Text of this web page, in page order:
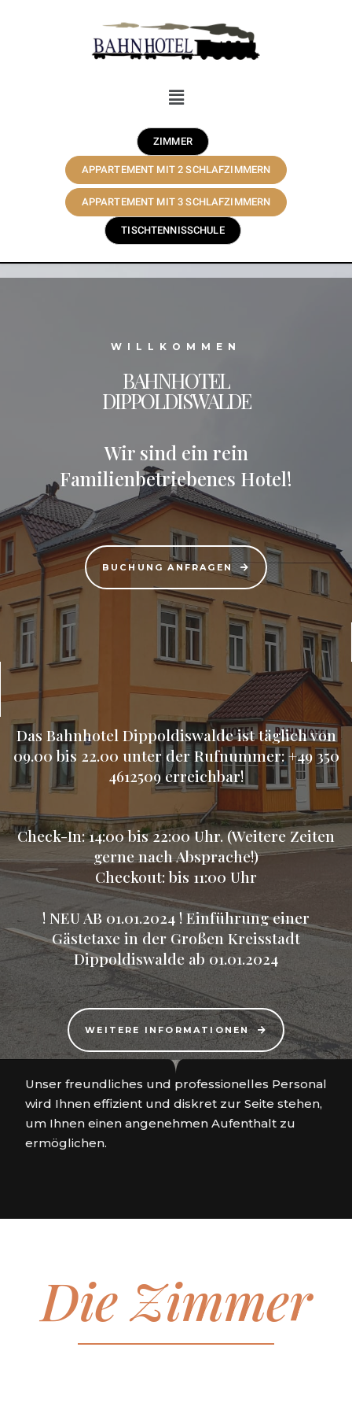
ZIMMER
APPARTEMENT MIT 2 SCHLAFZIMMERN
APPARTEMENT MIT 3 SCHLAFZIMMERN
TISCHTENNISSCHULE
WILLKOMMEN
BAHNHOTEL
DIPPOLDISWALDE
Wir sind ein rein
Familienbetriebenes Hotel!
BUCHUNG ANFRAGEN
Das Bahnhotel Dippoldiswalde ist täglich von
09.00 bis 22.00 unter der Rufnummer:+49 350
4612509erreichbar!
Check-In: 14:00 bis 22:00 Uhr. (Weitere Zeiten
gerne nach Absprache!)
Checkout: bis 11:00 Uhr
! NEU AB 01.01.2024 ! Einführung einer
Gästetaxe in der Großen Kreisstadt
Dippoldiswalde ab 01.01.2024
WEITERE INFORMATIONEN
Unser freundliches und professionelles Personal
wird Ihnen effizient und diskret zur Seite stehen,
um Ihnen einen angenehmen Aufenthalt zu
ermöglichen.
Die Zimmer